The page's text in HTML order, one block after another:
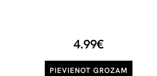
4.99€
PIEVIENOT GROZAM